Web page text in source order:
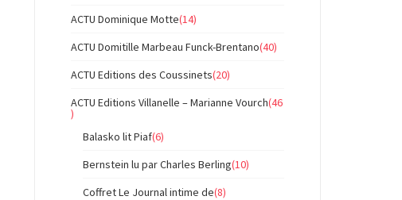
ACTU Dominique Motte(14)
ACTU Domitille Marbeau Funck-Brentano(40)
ACTU Editions des Coussinets(20)
ACTU Editions Villanelle – Marianne Vourch(46
)
Balasko lit Piaf(6)
Bernstein lu par Charles Berling(10)
Coffret Le Journal intime de(8)